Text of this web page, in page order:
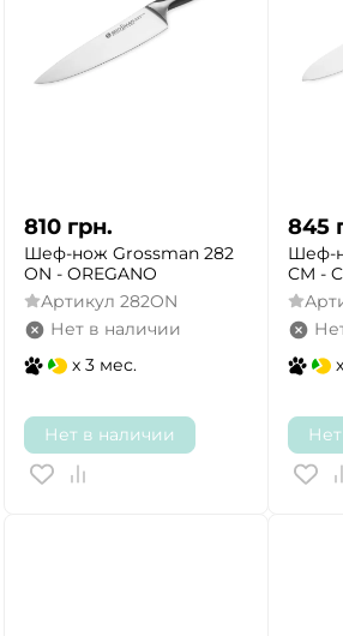
810 грн.
Шеф-нож Grossman 282
ON - OREGANO
Артикул 282ON
Нет в наличии
x 3 мес.
Нет в наличии
845
Шеф-
CM -